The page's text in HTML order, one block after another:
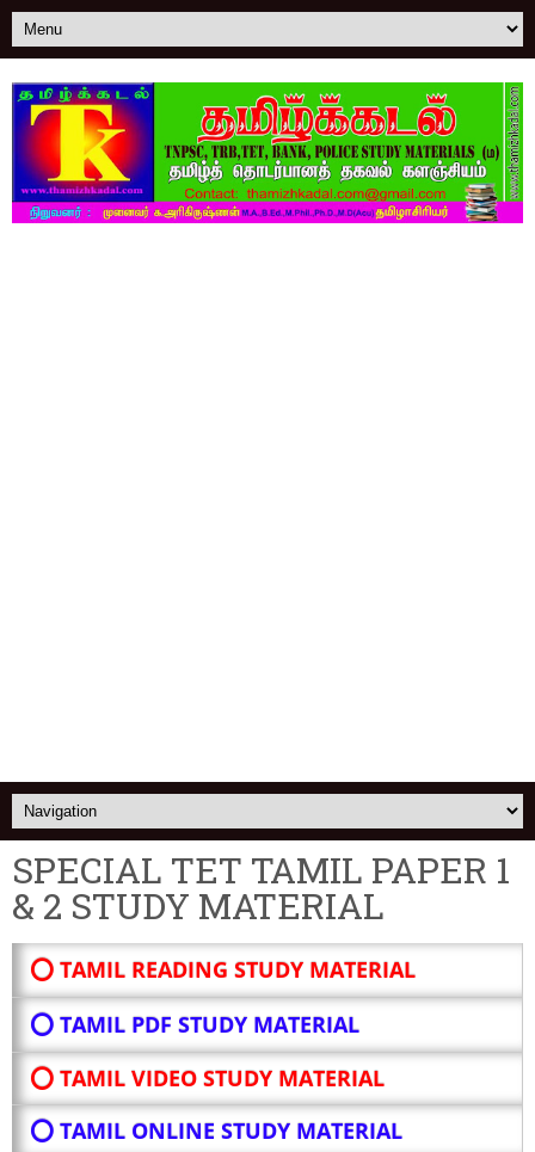
SPECIAL TET TAMIL PAPER 1
& 2 STUDY MATERIAL
⭕ TAMIL READING STUDY MATERIAL
⭕ TAMIL PDF STUDY MATERIAL
⭕ TAMIL VIDEO STUDY MATERIAL
⭕ TAMIL ONLINE STUDY MATERIAL